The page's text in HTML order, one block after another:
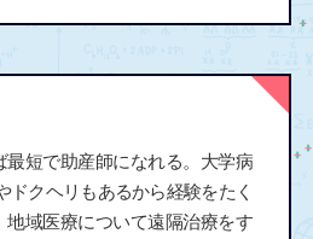
短で助産師になれる。大学病
ドクヘリもあるから経験をたく
地域医療について遠隔治療をす